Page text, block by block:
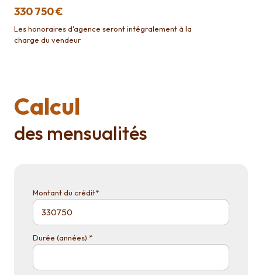
330 750 €
Les honoraires d'agence seront intégralement à la
charge du vendeur
Calcul
des mensualités
Montant du crédit*
Durée (années) *